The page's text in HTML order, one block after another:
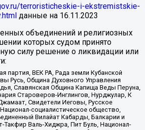
terroristicheskie-i-ekstremistskie-
данные на 16.11.2023
объединений и религиозных
которых судом принято
силу решение о ликвидации или
партия, ВЕК РА, Рада земли Кубанской
Русь, Община Духовного Управления
Славянская Община Капища Веды Перуна,
Староверов-Инглингов, Нурджулар, К
Свидетели Иеговы, Русское
социалистическое общество,
Вилайат Кабарды, Балкарии и
Такфир Валь-Хиджра, Пит Буль, Национал-